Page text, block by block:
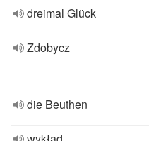
dreimal Glück
Zdobycz
die Beuthen